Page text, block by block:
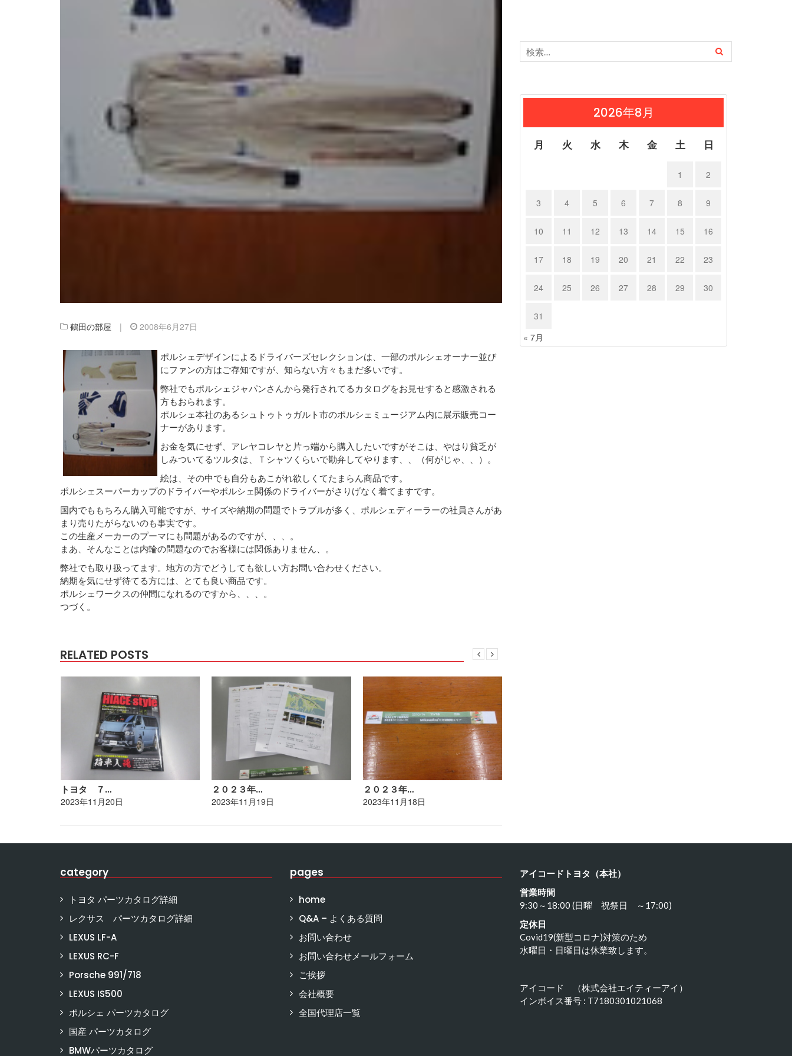
鶴田の部屋 | 2008年6月27日
ポルシェデザインによるドライバーズセレクションは、一部のポルシェオーナー並び
にファンの方はご存知ですが、知らない方々もまだ多いです。
弊社でもポルシェジャパンさんから発行されてるカタログをお見せすると感激される
方もおられます。
ポルシェ本社のあるシュトゥトゥガルト市のポルシェミュージアム内に展示販売コー
ナーがあります。
お金を気にせず、アレヤコレヤと片っ端から購入したいですがそこは、やはり貧乏が
しみついてるツルタは、Ｔシャツくらいで勘弁してやります、、（何がじゃ、、）。
絵は、その中でも自分もあこがれ欲しくてたまらん商品です。
ポルシェスーパーカップのドライバーやポルシェ関係のドライバーがさりげなく着てますです。
国内でももちろん購入可能ですが、サイズや納期の問題でトラブルが多く、ポルシェディーラーの社員さんがあ
まり売りたがらないのも事実です。
この生産メーカーのプーマにも問題があるのですが、、、。
まあ、そんなことは内輪の問題なのでお客様には関係ありません、。
弊社でも取り扱ってます。地方の方でどうしても欲しい方お問い合わせください。
納期を気にせず待てる方には、とても良い商品です。
ポルシェワークスの仲間になれるのですから、、、。
つづく。
RELATED POSTS
トヨタ ７…
2023年11月20日
２０２３年…
2023年11月19日
２０２３年…
2023年11月18日
2026年8月
月 火 水 木 金 土 日
1 2
3 4 5 6 7 8 9
10 11 12 13 14 15 16
17 18 19 20 21 22 23
24 25 26 27 28 29 30
31
« 7月
category
トヨタ パーツカタログ詳細
レクサス パーツカタログ詳細
LEXUS LF-A
LEXUS RC-F
Porsche 991/718
LEXUS IS500
ポルシェ パーツカタログ
国産 パーツカタログ
BMWパーツカタログ
pages
home
Q&A – よくある質問
お問い合わせ
お問い合わせメールフォーム
ご挨拶
会社概要
全国代理店一覧
アイコードトヨタ（本社）
営業時間
9:30～18:00 (日曜 祝祭日 ～17:00)
定休日
Covid19(新型コロナ)対策のため
水曜日・日曜日は休業致します。
アイコード （株式会社エイティーアイ）
インボイス番号 : T7180301021068